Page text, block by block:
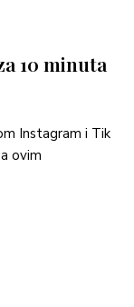
10 minuta
Instagram i Tik
ovim